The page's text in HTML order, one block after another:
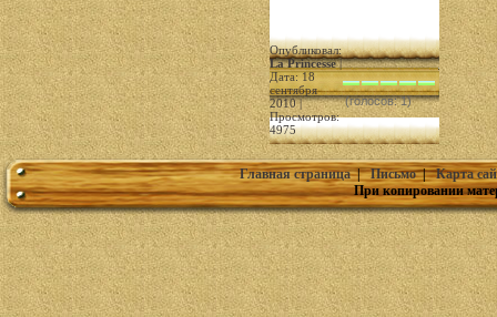
Опубликовал:
La Princesse|
Дата: 18
сентября
2010 |
Просмотров:
4975
(голосов: 1)
Главная страница|Письмо|Карта
При копировании